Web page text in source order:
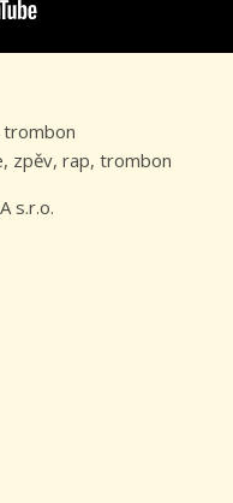
zpěv, rap, trombon
s.r.o.